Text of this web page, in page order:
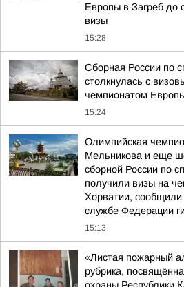
Европы в Загреб до
визы
15:28
Сборная России по
столкнулась с
чемпионатом
15:24
Олимпийская
Мельникова и еще
сборной России по
получили визы на
Хорватии,
службе Федерации
15:13
«Листая пожарный
рубрика,